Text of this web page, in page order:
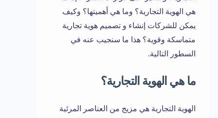
هي الهوية التجارية؟ وما هي أهميتها؟ وكيف
يمكن للشركات إنشاء و تصميم هوية تجارية
متماسكة وقوية؟ هذا ما سنجيب عنه في
السطور التالية.
ما هي الهوية التجارية؟
الهوية التجارية هي مزيج من العناصر المرئية